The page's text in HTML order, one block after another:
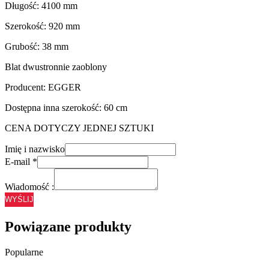
Długość: 4100 mm
Szerokość: 920 mm
Grubość: 38 mm
Blat dwustronnie zaoblony
Producent: EGGER
Dostępna inna szerokość: 60 cm
CENA DOTYCZY JEDNEJ SZTUKI
Imię i nazwisko
E-mail *
Wiadomość :
WYŚLIJ
Powiązane produkty
Popularne